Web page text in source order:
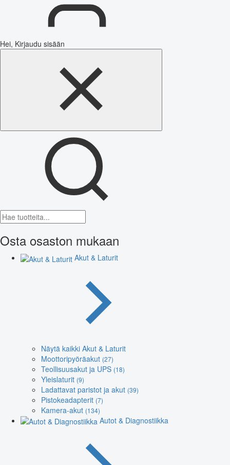
Hei, Kirjaudu sisään
Osta osaston mukaan
Akut & Laturit
Näytä kaikki Akut & Laturit
Moottoripyöräakut (27)
Teollisuusakut ja UPS (18)
Yleislaturit (9)
Ladattavat paristot ja akut (39)
Pistokeadapterit (7)
Kamera-akut (134)
Autot & Diagnostiikka